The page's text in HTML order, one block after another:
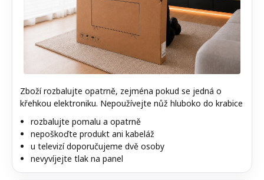
Zboží rozbalujte opatrně, zejména pokud se jedná o
křehkou elektroniku. Nepoužívejte nůž hluboko do krabice
rozbalujte pomalu a opatrně
nepoškoďte produkt ani kabeláž
u televizí doporučujeme dvě osoby
nevyvíjejte tlak na panel